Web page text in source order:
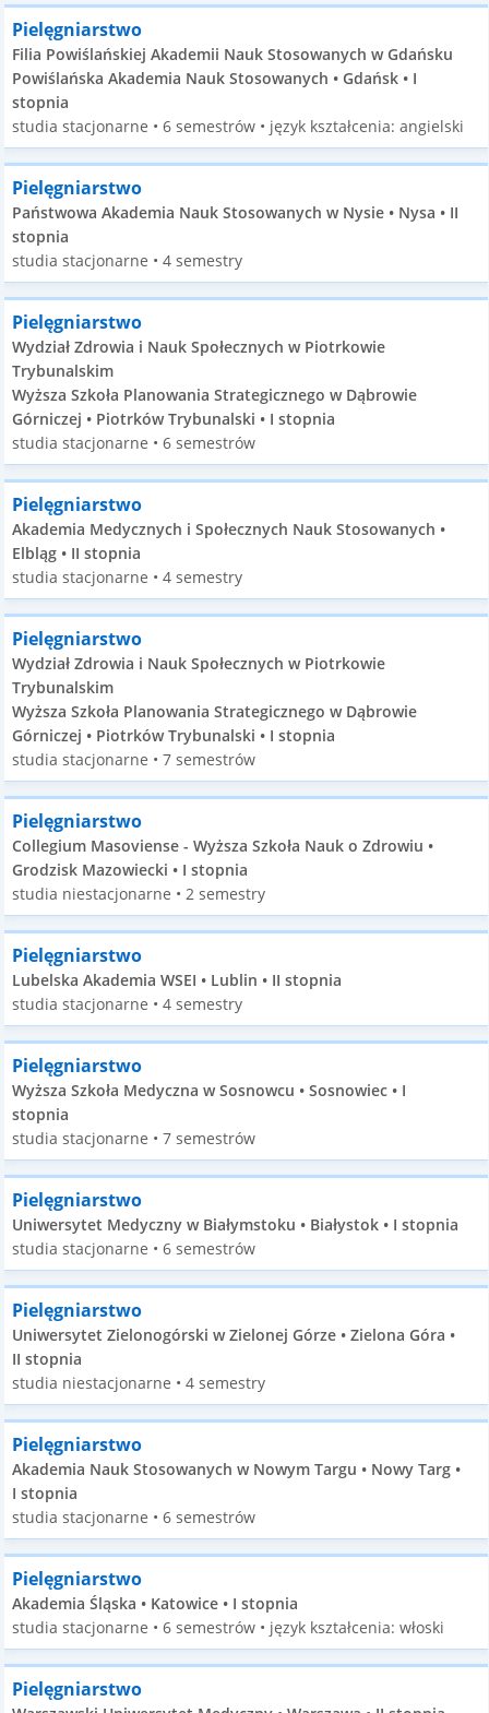
Pielęgniarstwo
Filia Powiślańskiej Akademii Nauk Stosowanych w Gdańsku
Powiślańska Akademia Nauk Stosowanych • Gdańsk • I
stopnia
studia stacjonarne • 6 semestrów • język kształcenia: angielski
Pielęgniarstwo
Państwowa Akademia Nauk Stosowanych w Nysie • Nysa • II
stopnia
studia stacjonarne • 4 semestry
Pielęgniarstwo
Wydział Zdrowia i Nauk Społecznych w Piotrkowie
Trybunalskim
Wyższa Szkoła Planowania Strategicznego w Dąbrowie
Górniczej • Piotrków Trybunalski • I stopnia
studia stacjonarne • 6 semestrów
Pielęgniarstwo
Akademia Medycznych i Społecznych Nauk Stosowanych •
Elbląg • II stopnia
studia stacjonarne • 4 semestry
Pielęgniarstwo
Wydział Zdrowia i Nauk Społecznych w Piotrkowie
Trybunalskim
Wyższa Szkoła Planowania Strategicznego w Dąbrowie
Górniczej • Piotrków Trybunalski • I stopnia
studia stacjonarne • 7 semestrów
Pielęgniarstwo
Collegium Masoviense - Wyższa Szkoła Nauk o Zdrowiu •
Grodzisk Mazowiecki • I stopnia
studia niestacjonarne • 2 semestry
Pielęgniarstwo
Lubelska Akademia WSEI • Lublin • II stopnia
studia stacjonarne • 4 semestry
Pielęgniarstwo
Wyższa Szkoła Medyczna w Sosnowcu • Sosnowiec • I
stopnia
studia stacjonarne • 7 semestrów
Pielęgniarstwo
Uniwersytet Medyczny w Białymstoku • Białystok • I stopnia
studia stacjonarne • 6 semestrów
Pielęgniarstwo
Uniwersytet Zielonogórski w Zielonej Górze • Zielona Góra •
II stopnia
studia niestacjonarne • 4 semestry
Pielęgniarstwo
Akademia Nauk Stosowanych w Nowym Targu • Nowy Targ •
I stopnia
studia stacjonarne • 6 semestrów
Pielęgniarstwo
Akademia Śląska • Katowice • I stopnia
studia stacjonarne • 6 semestrów • język kształcenia: włoski
Pielęgniarstwo